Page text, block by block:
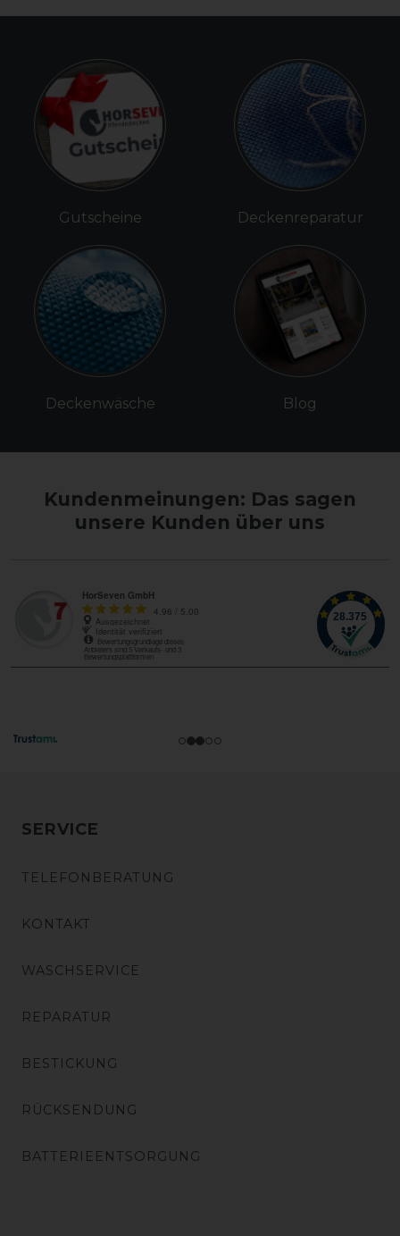
Gutscheine
Deckenwäsche
Deckenreparatur
Blog
Kundenmeinungen: Das sagen
unsere Kunden über uns
SERVICE
TELEFONBERATUNG
KONTAKT
WASCHSERVICE
REPARATUR
BESTICKUNG
RÜCKSENDUNG
BATTERIEENTSORGUNG